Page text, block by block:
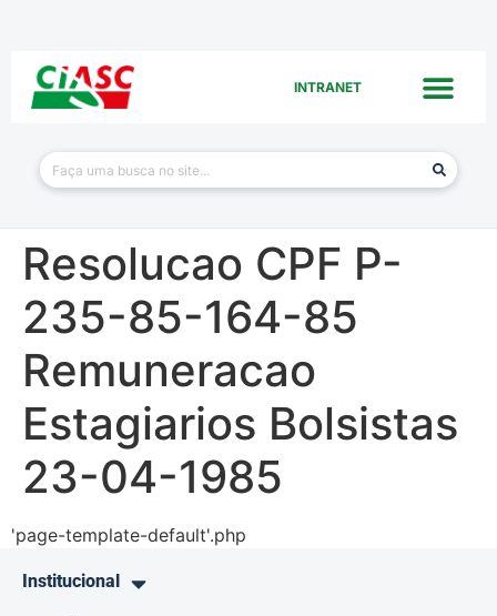
INTRANET
Resolucao CPF P-
235-85-164-85
Remuneracao
Estagiarios Bolsistas
23-04-1985
'page-template-default'.php
Institucional